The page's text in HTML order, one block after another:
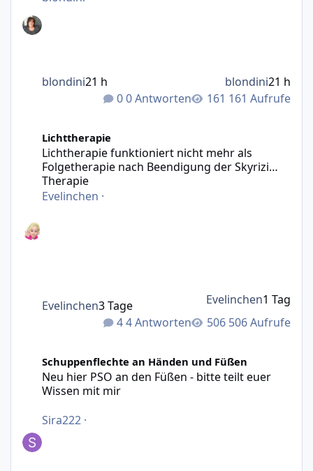
0 Antworten 161 Aufrufe
blondini21 h blondini21 h
Lichttherapie
Lichtherapie funktioniert nicht mehr als
Folgetherapie nach Beendigung der Skyrizi
Therapie
Evelinchen ·
4 Antworten 506 Aufrufe
Evelinchen3 Tage Evelinchen1 Tag
Schuppenflechte an Händen und Füßen
Neu hier PSO an den Füßen - bitte teilt euer
Wissen mit mir
Sira222 ·